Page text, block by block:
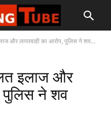
और लापरवाही का आरोप, पुलिस ने शव...
इलाज और
पुलिस ने शव